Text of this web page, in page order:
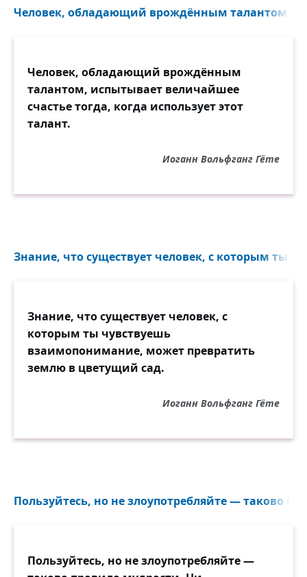
Человек, обладающий врождённым талантом...
Человек, обладающий врождённым
талантом, испытывает величайшее
счастье тогда, когда использует этот
талант.
Иоганн Вольфганг Гёте
Знание, что существует человек, с которым ты
Знание, что существует человек, с
которым ты чувствуешь
взаимопонимание, может превратить
землю в цветущий сад.
Иоганн Вольфганг Гёте
Пользуйтесь, но не злоупотребляйте — таково
Пользуйтесь, но не злоупотребляйте —